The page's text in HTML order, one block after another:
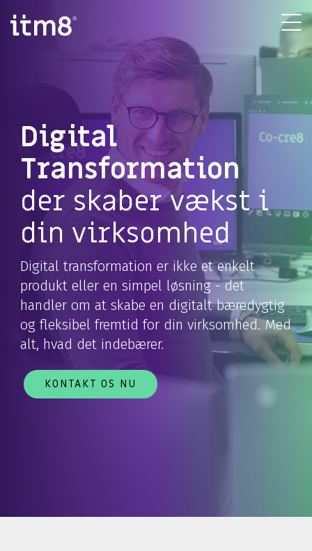
direkte
Digital
Transformation
der skaber vækst i
din virksomhed
Digital transformation er ikke et enkelt
produkt eller en simpel løsning - det
handler om at skabe en digitalt bæredygtig
og fleksibel fremtid for din virksomhed. Med
alt, hvad det indebærer.
KONTAKT OS NU